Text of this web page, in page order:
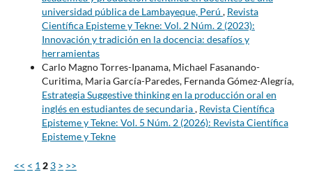
universidad pública de Lambayeque, Perú , Revista
Científica Episteme y Tekne: Vol. 2 Núm. 2 (2023):
Innovación y tradición en la docencia: desafíos y
herramientas
Carlo Magno Torres-Ipanama, Michael Fasanando-
Curitima, Maria García-Paredes, Fernanda Gómez-Alegría,
Estrategia Suggestive thinking en la producción oral en
inglés en estudiantes de secundaria, Revista Científica
Episteme y Tekne: Vol. 5 Núm. 2 (2026): Revista Científica
Episteme y Tekne
<< < 1 2 3 > >>